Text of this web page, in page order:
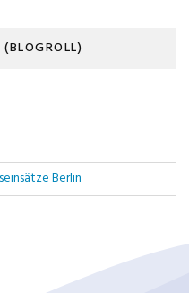
(BLOGROLL)
Berlin